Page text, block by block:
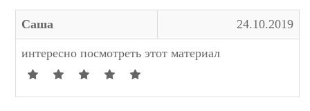
Саша 24.10.2019
интересно посмотреть этот материал